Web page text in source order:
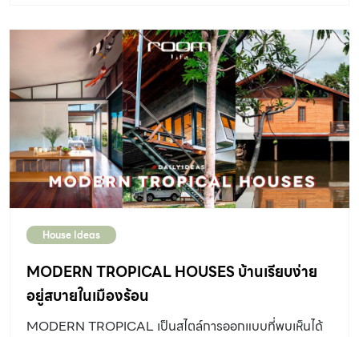
House Ideas
MODERN TROPICAL HOUSES บ้านเรียบง่าย
อยู่สบายในเมืองร้อน
MODERN TROPICAL เป็นสไตล์การออกแบบที่พบเห็นได้